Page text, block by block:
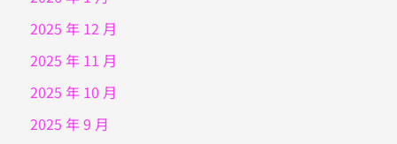
2025 年 12 月
2025 年 11 月
2025 年 10 月
2025 年 9 月